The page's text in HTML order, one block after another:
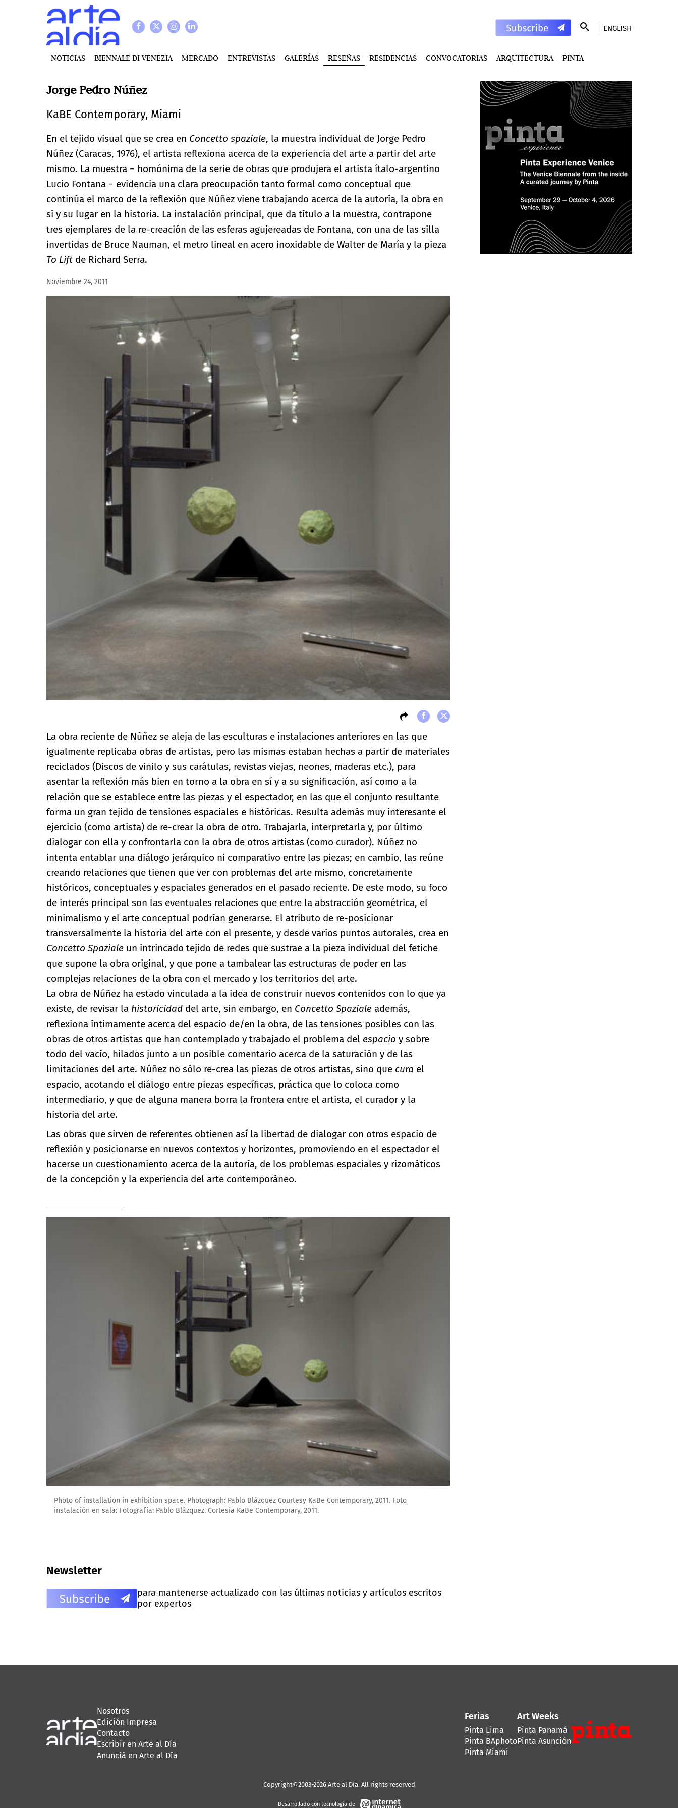
ENGLISH
NOTICIAS BIENNALE DI VENEZIA MERCADO ENTREVISTAS GALERÍAS RESEÑAS RESIDENCIAS CONVOCATORIAS ARQUITECTURA PINTA
Jorge Pedro Núñez
KaBE Contemporary, Miami
En el tejido visual que se crea en Concetto spaziale, la muestra individual de Jorge Pedro
Núñez (Caracas, 1976), el artista reflexiona acerca de la experiencia del arte a partir del arte
mismo. La muestra − homónima de la serie de obras que produjera el artista ítalo-argentino
Lucio Fontana − evidencia una clara preocupación tanto formal como conceptual que
continúa el marco de la reflexión que Núñez viene trabajando acerca de la autoría, la obra en
sí y su lugar en la historia. La instalación principal, que da título a la muestra, contrapone
tres ejemplares de la re-creación de las esferas agujereadas de Fontana, con una de las silla
invertidas de Bruce Nauman, el metro lineal en acero inoxidable de Walter de María y la pieza
To Lift de Richard Serra.
Noviembre 24, 2011
La obra reciente de Núñez se aleja de las esculturas e instalaciones anteriores en las que
igualmente replicaba obras de artistas, pero las mismas estaban hechas a partir de materiales
reciclados (Discos de vinilo y sus carátulas, revistas viejas, neones, maderas etc.), para
asentar la reflexión más bien en torno a la obra en sí y a su significación, así como a la
relación que se establece entre las piezas y el espectador, en las que el conjunto resultante
forma un gran tejido de tensiones espaciales e históricas. Resulta además muy interesante el
ejercicio (como artista) de re-crear la obra de otro. Trabajarla, interpretarla y, por último
dialogar con ella y confrontarla con la obra de otros artistas (como curador). Núñez no
intenta entablar una diálogo jerárquico ni comparativo entre las piezas; en cambio, las reúne
creando relaciones que tienen que ver con problemas del arte mismo, concretamente
históricos, conceptuales y espaciales generados en el pasado reciente. De este modo, su foco
de interés principal son las eventuales relaciones que entre la abstracción geométrica, el
minimalismo y el arte conceptual podrían generarse. El atributo de re-posicionar
transversalmente la historia del arte con el presente, y desde varios puntos autorales, crea en
Concetto Spaziale un intrincado tejido de redes que sustrae a la pieza individual del fetiche
que supone la obra original, y que pone a tambalear las estructuras de poder en las
complejas relaciones de la obra con el mercado y los territorios del arte.
La obra de Núñez ha estado vinculada a la idea de construir nuevos contenidos con lo que ya
existe, de revisar la historicidad del arte, sin embargo, en Concetto Spaziale además,
reflexiona íntimamente acerca del espacio de/en la obra, de las tensiones posibles con las
obras de otros artistas que han contemplado y trabajado el problema del espacio y sobre
todo del vacío, hilados junto a un posible comentario acerca de la saturación y de las
limitaciones del arte. Núñez no sólo re-crea las piezas de otros artistas, sino que cura el
espacio, acotando el diálogo entre piezas específicas, práctica que lo coloca como
intermediario, y que de alguna manera borra la frontera entre el artista, el curador y la
historia del arte.
Las obras que sirven de referentes obtienen así la libertad de dialogar con otros espacio de
reflexión y posicionarse en nuevos contextos y horizontes, promoviendo en el espectador el
hacerse un cuestionamiento acerca de la autoría, de los problemas espaciales y rizomáticos
de la concepción y la experiencia del arte contemporáneo.
Photo of installation in exhibition space. Photograph: Pablo Blázquez Courtesy KaBe Contemporary, 2011. Foto
instalación en sala: Fotografía: Pablo Blázquez. Cortesía KaBe Contemporary, 2011.
Newsletter
para mantenerse actualizado con las últimas noticias y artículos escritos
por expertos
Nosotros
Edición Impresa
Contacto
Escribir en Arte al Día
Anunciá en Arte al Día
Ferias
Pinta Lima
Pinta BAphoto
Pinta Miami
Art Weeks
Pinta Panamá
Pinta Asunción
Copyright©2003-2026 Arte al Día. All rights reserved